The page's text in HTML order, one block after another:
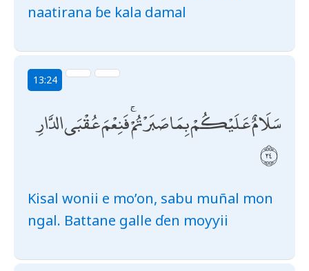
naatirana ɓe kala damal
13:24
سَلَامٌ عَلَيْكُمْ بِمَا صَبَرْتُمْ ۚ فَنِعْمَ عُقْبَى الدَّارِ
Kisal wonii e mo’on, sabu muñal mon
ngal. Battane galle ɗen moƴƴii